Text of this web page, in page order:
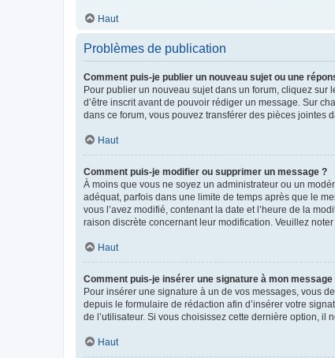
Haut
Problèmes de publication
Comment puis-je publier un nouveau sujet ou une
Pour publier un nouveau sujet dans un forum, cliquez
d’être inscrit avant de pouvoir rédiger un message. Sur
dans ce forum, vous pouvez transférer des pièces jointes
Haut
Comment puis-je modifier ou supprimer un message ?
À moins que vous ne soyez un administrateur ou un
adéquat, parfois dans une limite de temps après que le
vous l’avez modifié, contenant la date et l’heure de la
raison discrète concernant leur modification. Veuillez
Haut
Comment puis-je insérer une signature à mon message
Pour insérer une signature à un de vos messages, vous
depuis le formulaire de rédaction afin d’insérer votre
de l’utilisateur. Si vous choisissez cette dernière option, il
Haut